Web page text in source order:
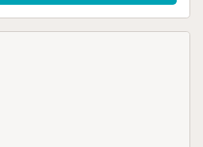
WIFI, gratuit). Place de parking